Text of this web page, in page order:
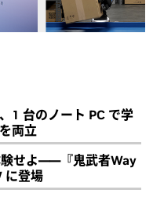
1 台のノート PC で学
両立
験せよ――『鬼武者Way
に登場